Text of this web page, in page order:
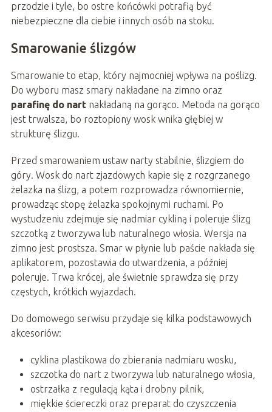
przodzie i tyle, bo ostre końcówki potrafią być
niebezpieczne dla ciebie i innych osób na stoku.
Smarowanie ślizgów
Smarowanie to etap, który najmocniej wpływa na poślizg.
Do wyboru masz smary nakładane na zimno oraz
parafinę do nartnakładaną na gorąco. Metoda na gorąco
jest trwalsza, bo roztopiony wosk wnika głębiej w
strukturę ślizgu.
Przed smarowaniem ustaw narty stabilnie, ślizgiem do
góry. Wosk do nart zjazdowych kapie się z rozgrzanego
żelazka na ślizg, a potem rozprowadza równomiernie,
prowadząc stopę żelazka spokojnymi ruchami. Po
wystudzeniu zdejmuje się nadmiar cykliną i poleruje ślizg
szczotką z tworzywa lub naturalnego włosia. Wersja na
zimno jest prostsza. Smar w płynie lub paście nakłada się
aplikatorem, pozostawia do utwardzenia, a później
poleruje. Trwa krócej, ale świetnie sprawdza się przy
częstych, krótkich wyjazdach.
Do domowego serwisu przydaje się kilka podstawowych
akcesoriów:
cyklina plastikowa do zbierania nadmiaru wosku,
szczotka do nart z tworzywa lub naturalnego włosia,
ostrzałka z regulacją kąta i drobny pilnik,
miękkie ściereczki oraz preparat do czyszczenia